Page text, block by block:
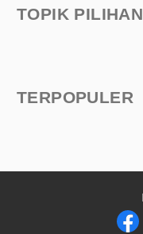
TOPIK PILIHAN
TERPOPULER